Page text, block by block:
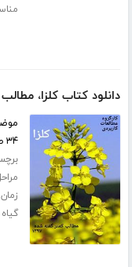
دانلود کتاب کلزا،
۳۴ صفحه
گیاه